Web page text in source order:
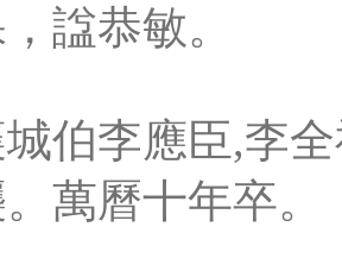
諡恭敏。
伯李應臣,李
萬曆十年卒。